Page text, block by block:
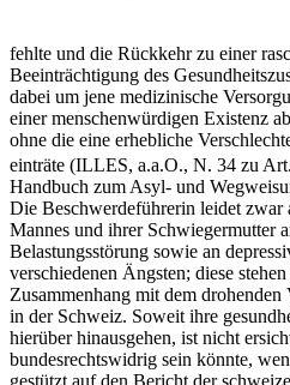
fehlte und die Rückkehr zu einer
Beeinträchtigung des
dabei um jene medizinische
einer menschenwürdigen Existenz
ohne die eine erhebliche
einträte (ILLES, a.a.O., N. 34 zu
Handbuch zum Asyl- und
Die Beschwerdeführerin leidet zwar
Mannes und ihrer Schwiegermutter
Belastungsstörung sowie an
verschiedenen Ängsten; diese
Zusammenhang mit dem
in der Schweiz. Soweit ihre
hierüber hinausgehen, ist nicht
bundesrechtswidrig sein könnte,
gestützt auf den Bericht der